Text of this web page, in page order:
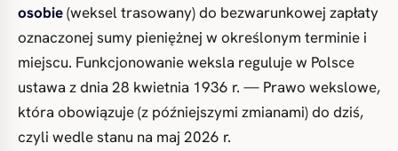
osobie(weksel trasowany) do bezwarunkowej zapłaty
oznaczonej sumy pieniężnej w określonym terminie i
miejscu. Funkcjonowanie weksla reguluje w Polsce
ustawa z dnia 28 kwietnia 1936 r. — Prawo wekslowe,
która obowiązuje (z późniejszymi zmianami) do dziś,
czyli wedle stanu na maj 2026 r.